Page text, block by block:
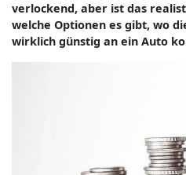
verlockend, aber ist das
welche Optionen es gibt, wo
wirklich günstig an ein Auto